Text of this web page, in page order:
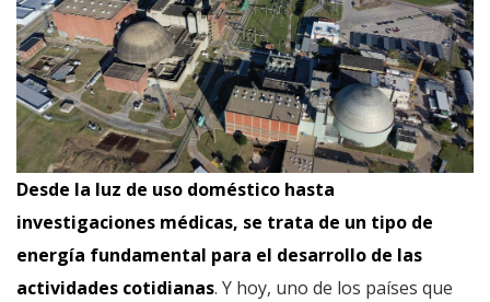
Desde la luz de uso doméstico hasta
investigaciones médicas, se trata de un tipo de
energía fundamental para el desarrollo de las
actividades cotidianas. Y hoy, uno de los países que